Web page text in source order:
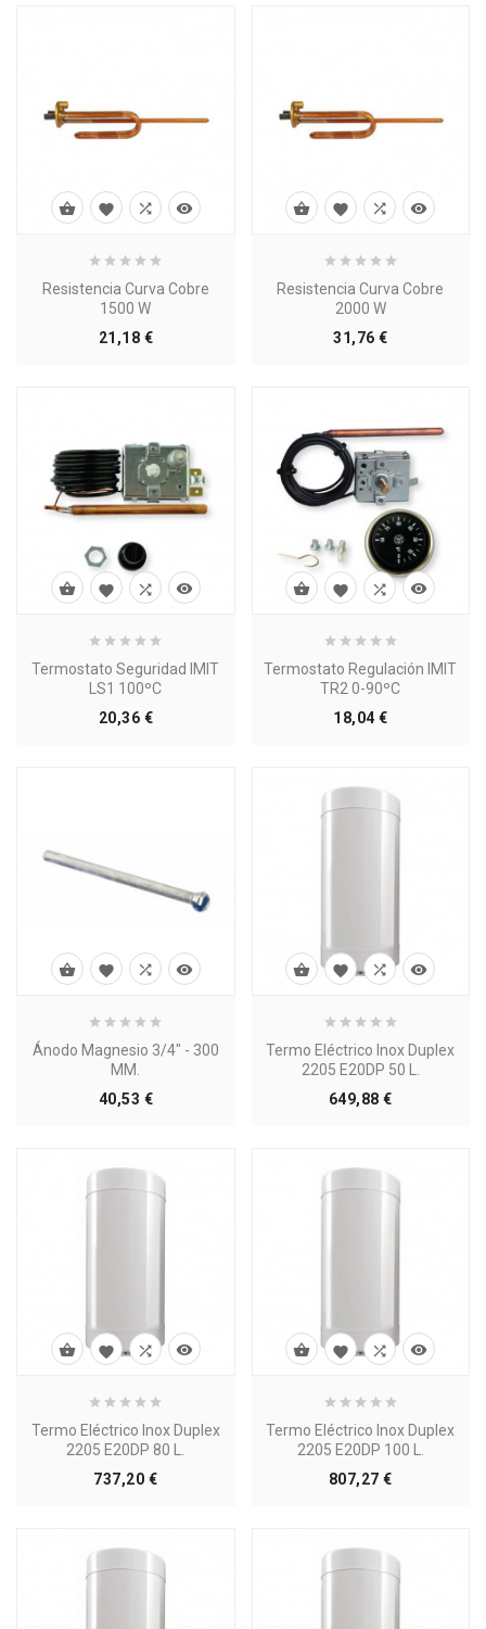
Resistencia Curva Cobre
1500 W
21,18 €Precio
   
Resistencia Curva Cobre
2000 W
31,76 €Precio
   
Termostato Seguridad IMIT
LS1 100ºC
20,36 €Precio
   
Termostato Regulación IMIT
TR2 0-90ºC
18,04 €Precio
   
Ánodo Magnesio 3/4" - 300
MM.
40,53 €Precio
   
Termo Eléctrico Inox Duplex
2205 E20DP 50 L.
649,88 €Precio
   
Termo Eléctrico Inox Duplex
2205 E20DP 80 L.
737,20 €Precio
   
Termo Eléctrico Inox Duplex
2205 E20DP 100 L.
807,27 €Precio
   